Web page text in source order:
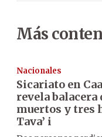
Más
Nacionales
Sicariato en
revela balacera
muertos y tres
Tava’ i